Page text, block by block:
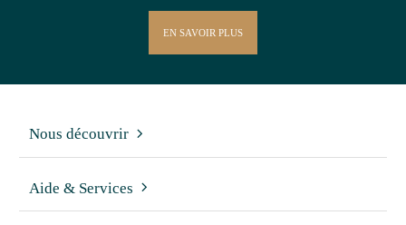
EN SAVOIR PLUS
Nous découvrir
Aide & Services